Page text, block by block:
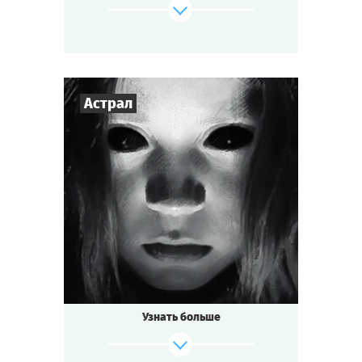
Астрал
Игроков -7
Время игры 1-1,5 ч.
Тематика Мистика
Тип квеста Мини-квестория
Узнать больше